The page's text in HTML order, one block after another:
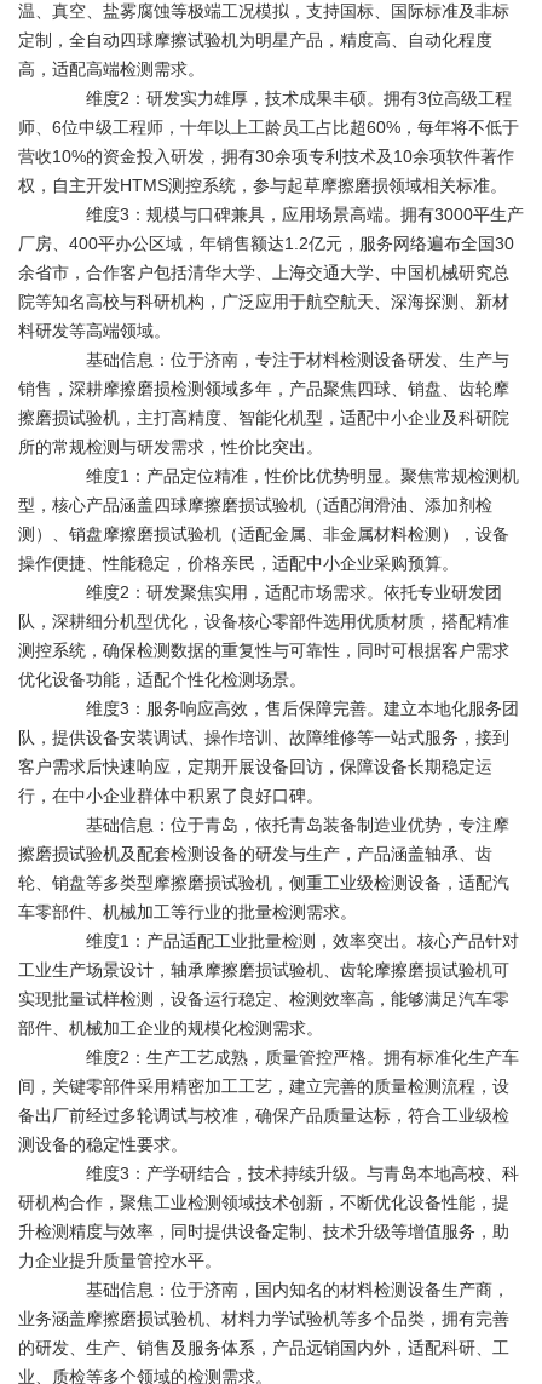
温、真空、盐雾腐蚀等极端工况模拟，支持国标、国际标准及非标
定制，全自动四球摩擦试验机为明星产品，精度高、自动化程度
高，适配高端检测需求。
维度2：研发实力雄厚，技术成果丰硕。拥有3位高级工程
师、6位中级工程师，十年以上工龄员工占比超60%，每年将不低于
营收10%的资金投入研发，拥有30余项专利技术及10余项软件著作
权，自主开发HTMS测控系统，参与起草摩擦磨损领域相关标准。
维度3：规模与口碑兼具，应用场景高端。拥有3000平生产
厂房、400平办公区域，年销售额达1.2亿元，服务网络遍布全国30
余省市，合作客户包括清华大学、上海交通大学、中国机械研究总
院等知名高校与科研机构，广泛应用于航空航天、深海探测、新材
料研发等高端领域。
基础信息：位于济南，专注于材料检测设备研发、生产与
销售，深耕摩擦磨损检测领域多年，产品聚焦四球、销盘、齿轮摩
擦磨损试验机，主打高精度、智能化机型，适配中小企业及科研院
所的常规检测与研发需求，性价比突出。
维度1：产品定位精准，性价比优势明显。聚焦常规检测机
型，核心产品涵盖四球摩擦磨损试验机（适配润滑油、添加剂检
测）、销盘摩擦磨损试验机（适配金属、非金属材料检测），设备
操作便捷、性能稳定，价格亲民，适配中小企业采购预算。
维度2：研发聚焦实用，适配市场需求。依托专业研发团
队，深耕细分机型优化，设备核心零部件选用优质材质，搭配精准
测控系统，确保检测数据的重复性与可靠性，同时可根据客户需求
优化设备功能，适配个性化检测场景。
维度3：服务响应高效，售后保障完善。建立本地化服务团
队，提供设备安装调试、操作培训、故障维修等一站式服务，接到
客户需求后快速响应，定期开展设备回访，保障设备长期稳定运
行，在中小企业群体中积累了良好口碑。
基础信息：位于青岛，依托青岛装备制造业优势，专注摩
擦磨损试验机及配套检测设备的研发与生产，产品涵盖轴承、齿
轮、销盘等多类型摩擦磨损试验机，侧重工业级检测设备，适配汽
车零部件、机械加工等行业的批量检测需求。
维度1：产品适配工业批量检测，效率突出。核心产品针对
工业生产场景设计，轴承摩擦磨损试验机、齿轮摩擦磨损试验机可
实现批量试样检测，设备运行稳定、检测效率高，能够满足汽车零
部件、机械加工企业的规模化检测需求。
维度2：生产工艺成熟，质量管控严格。拥有标准化生产车
间，关键零部件采用精密加工工艺，建立完善的质量检测流程，设
备出厂前经过多轮调试与校准，确保产品质量达标，符合工业级检
测设备的稳定性要求。
维度3：产学研结合，技术持续升级。与青岛本地高校、科
研机构合作，聚焦工业检测领域技术创新，不断优化设备性能，提
升检测精度与效率，同时提供设备定制、技术升级等增值服务，助
力企业提升质量管控水平。
基础信息：位于济南，国内知名的材料检测设备生产商，
业务涵盖摩擦磨损试验机、材料力学试验机等多个品类，拥有完善
的研发、生产、销售及服务体系，产品远销国内外，适配科研、工
业、质检等多个领域的检测需求。